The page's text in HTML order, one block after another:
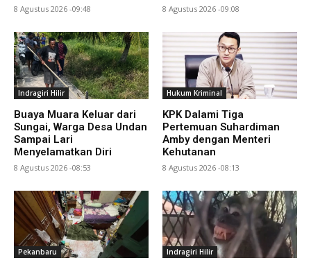
8 Agustus 2026 -09:48 8 Agustus 2026 -09:08
Indragiri Hilir
Buaya Muara Keluar dari
Sungai, Warga Desa Undan
Sampai Lari
Menyelamatkan Diri
8 Agustus 2026 -08:53
Hukum Kriminal
KPK Dalami Tiga
Pertemuan Suhardiman
Amby dengan Menteri
Kehutanan
8 Agustus 2026 -08:13
Pekanbaru Indragiri Hilir